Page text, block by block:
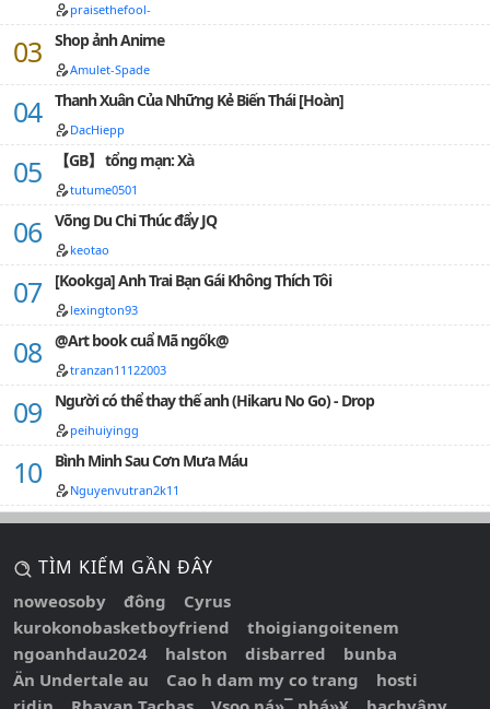
praisethefool-
Shop ảnh Anime
Amulet-Spade
Thanh Xuân Của Những Kẻ Biến Thái [Hoàn]
DacHiepp
【GB】 tổng mạn: Xà
tutume0501
Võng Du Chi Thúc đẩy JQ
keotao
[Kookga] Anh Trai Bạn Gái Không Thích Tôi
lexington93
@Art book cuẩ Mã ngốk@
tranzan11122003
Người có thể thay thế anh (Hikaru No Go) - Drop
peihuiyingg
Bình Minh Sau Cơn Mưa Máu
Nguyenvutran2k11
TÌM KIẾM GẦN ĐÂY
noweosoby đông
Cyrus
kurokonobasketboyfriend
thoigiangoitenem
ngoanhdau2024
halston disbarred
bunba
Än Undertale au
Cao h dam my co trang
hosti